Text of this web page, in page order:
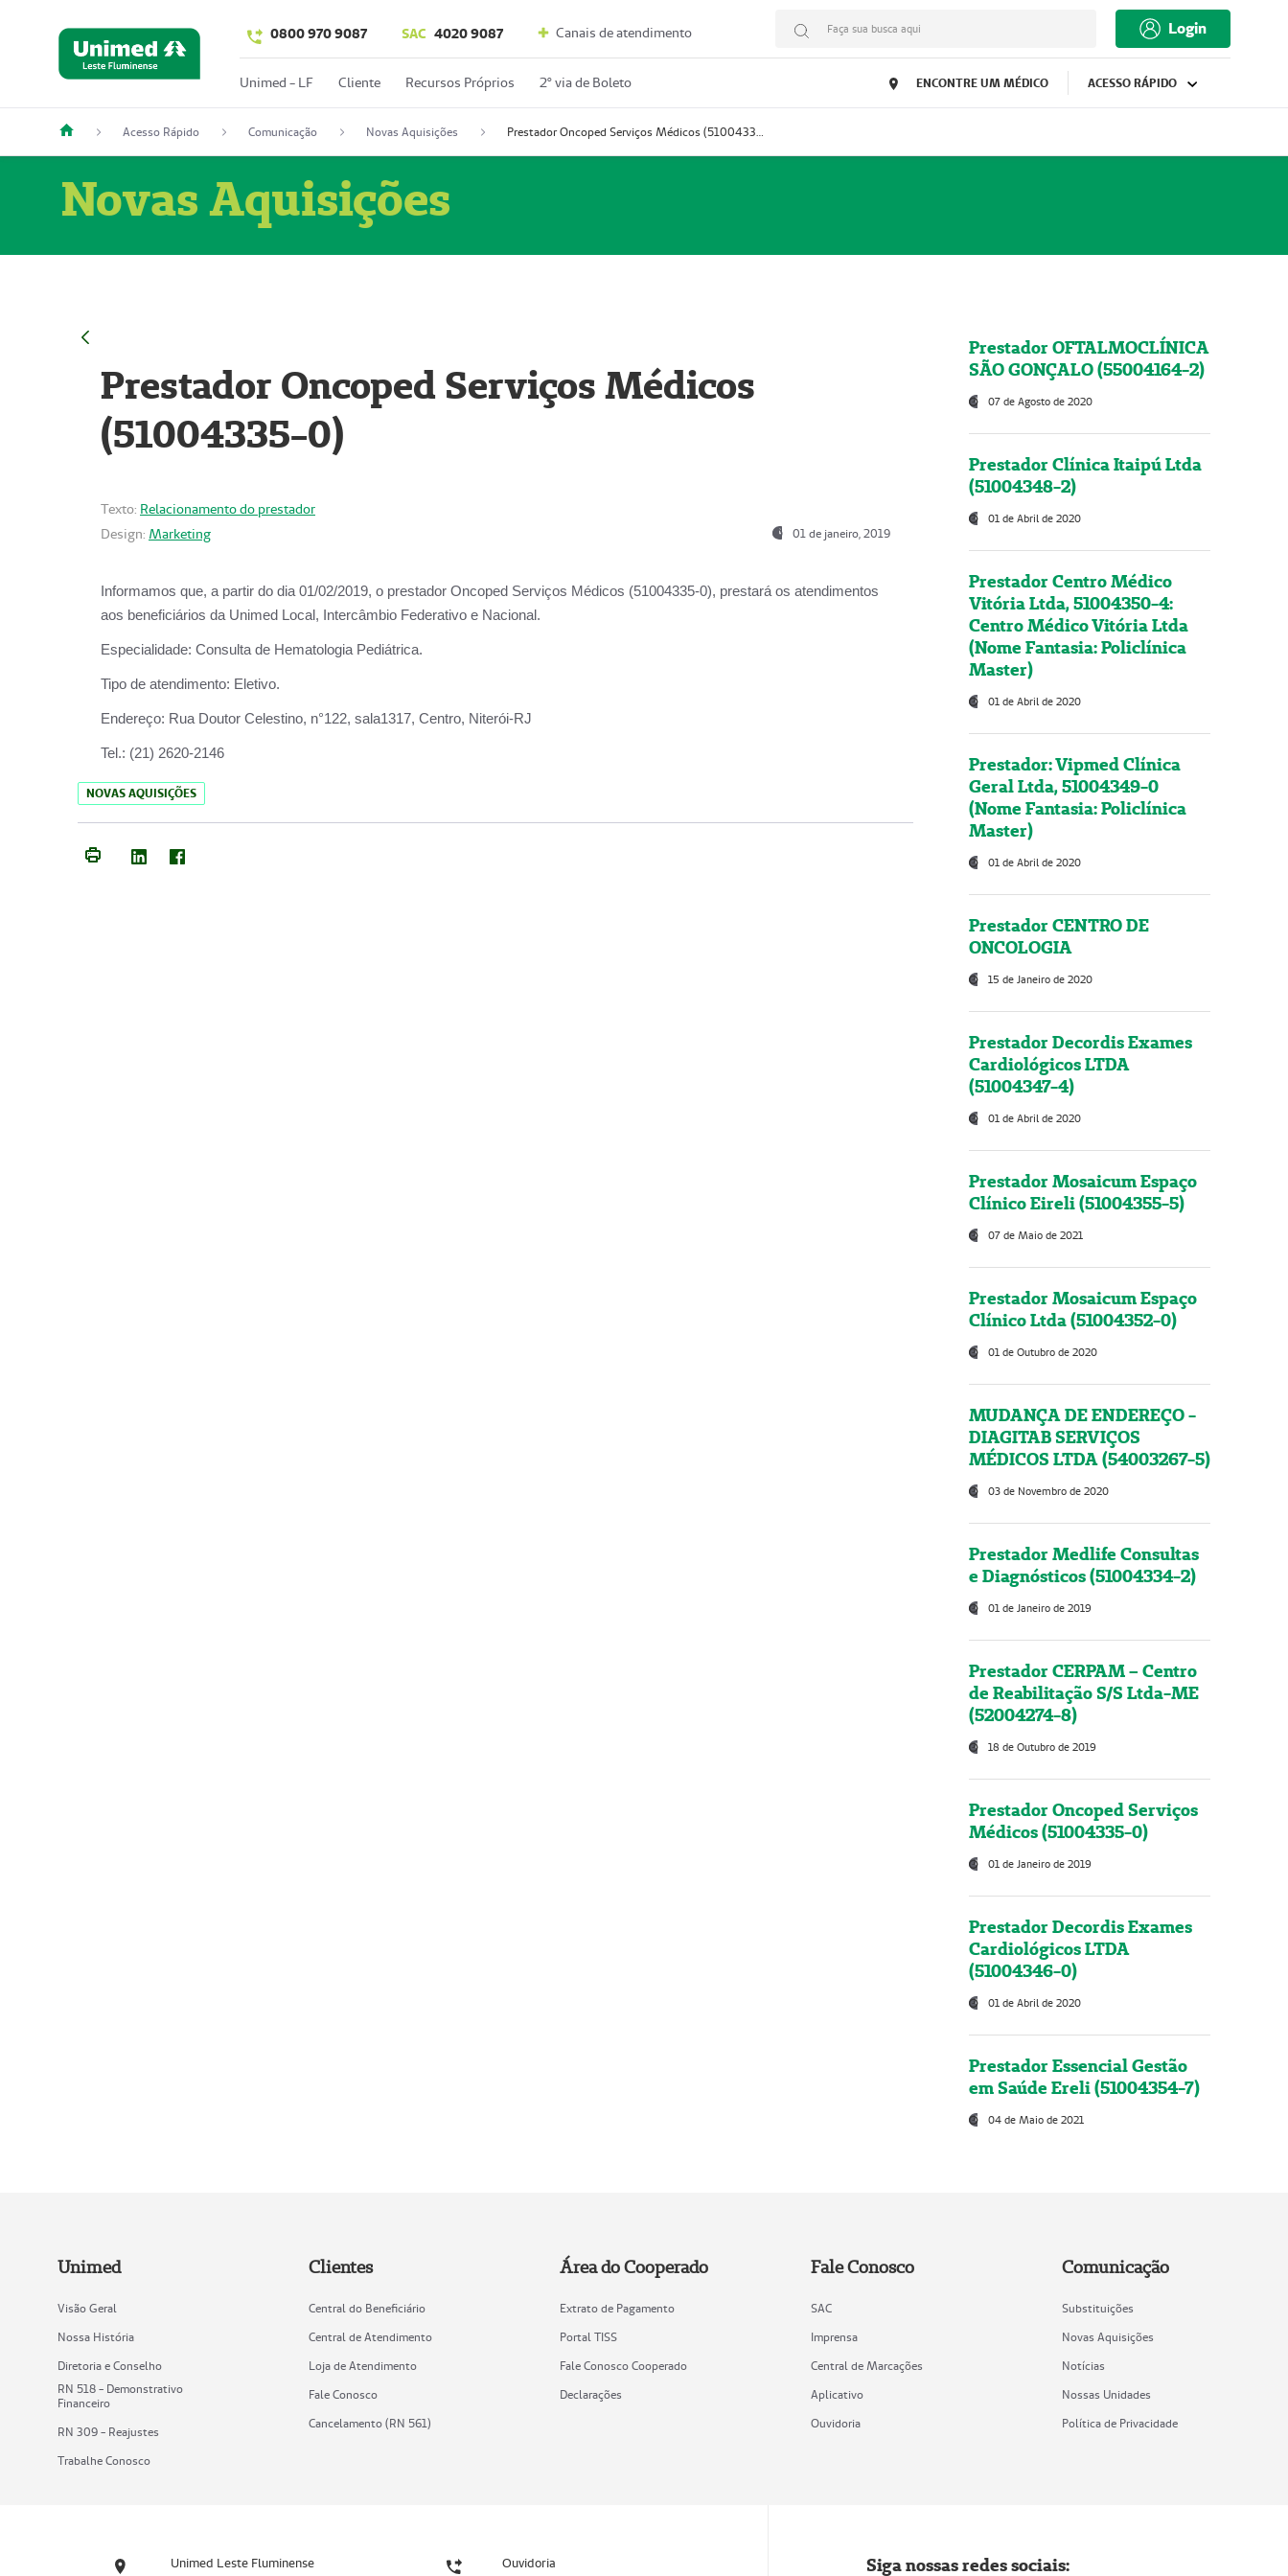
0800 970 9087 SAC 4020 9087 Canais de atendimento Faça sua busca aqui Login
Unimed - LF Cliente Recursos Próprios 2º via de Boleto ENCONTRE UM MÉDICO ACESSO RÁPIDO
Acesso Rápido Comunicação Novas Aquisições Prestador Oncoped Serviços Médicos (51004335-0)
Novas Aquisições
Prestador Oncoped Serviços Médicos
(51004335-0)
Texto: Relacionamento do prestador
Design: Marketing 01 de janeiro, 2019
Informamos que, a partir do dia 01/02/2019, o prestador Oncoped Serviços Médicos (51004335-0), prestará os atendimentos
aos beneficiários da Unimed Local, Intercâmbio Federativo e Nacional.
Especialidade: Consulta de Hematologia Pediátrica.
Tipo de atendimento: Eletivo.
Endereço: Rua Doutor Celestino, n°122, sala1317, Centro, Niterói-RJ
Tel.: (21) 2620-2146
NOVAS AQUISIÇÕES
Prestador OFTALMOCLÍNICA
SÃO GONÇALO (55004164-2)
07 de Agosto de 2020
Prestador Clínica Itaipú Ltda
(51004348-2)
01 de Abril de 2020
Prestador Centro Médico
Vitória Ltda, 51004350-4:
Centro Médico Vitória Ltda
(Nome Fantasia: Policlínica
Master)
01 de Abril de 2020
Prestador: Vipmed Clínica
Geral Ltda, 51004349-0
(Nome Fantasia: Policlínica
Master)
01 de Abril de 2020
Prestador CENTRO DE
ONCOLOGIA
15 de Janeiro de 2020
Prestador Decordis Exames
Cardiológicos LTDA
(51004347-4)
01 de Abril de 2020
Prestador Mosaicum Espaço
Clínico Eireli (51004355-5)
07 de Maio de 2021
Prestador Mosaicum Espaço
Clínico Ltda (51004352-0)
01 de Outubro de 2020
MUDANÇA DE ENDEREÇO -
DIAGITAB SERVIÇOS
MÉDICOS LTDA (54003267-5)
03 de Novembro de 2020
Prestador Medlife Consultas
e Diagnósticos (51004334-2)
01 de Janeiro de 2019
Prestador CERPAM – Centro
de Reabilitação S/S Ltda-ME
(52004274-8)
18 de Outubro de 2019
Prestador Oncoped Serviços
Médicos (51004335-0)
01 de Janeiro de 2019
Prestador Decordis Exames
Cardiológicos LTDA
(51004346-0)
01 de Abril de 2020
Prestador Essencial Gestão
em Saúde Ereli (51004354-7)
04 de Maio de 2021
Unimed
Visão Geral
Nossa História
Diretoria e Conselho
RN 518 - Demonstrativo
Financeiro
RN 309 - Reajustes
Trabalhe Conosco
Clientes
Central do Beneficiário
Central de Atendimento
Loja de Atendimento
Fale Conosco
Cancelamento (RN 561)
Área do Cooperado
Extrato de Pagamento
Portal TISS
Fale Conosco Cooperado
Declarações
Fale Conosco
SAC
Imprensa
Central de Marcações
Aplicativo
Ouvidoria
Comunicação
Substituições
Novas Aquisições
Notícias
Nossas Unidades
Política de Privacidade
Unimed Leste Fluminense Ouvidoria Siga nossas redes sociais: